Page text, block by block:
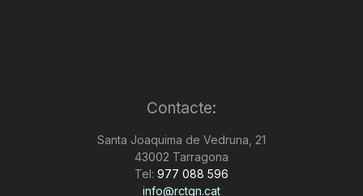
Contacte:
Santa Joaquima de Vedruna, 21
43002 Tarragona
Tel: 977 088 596
info@rctgn.cat